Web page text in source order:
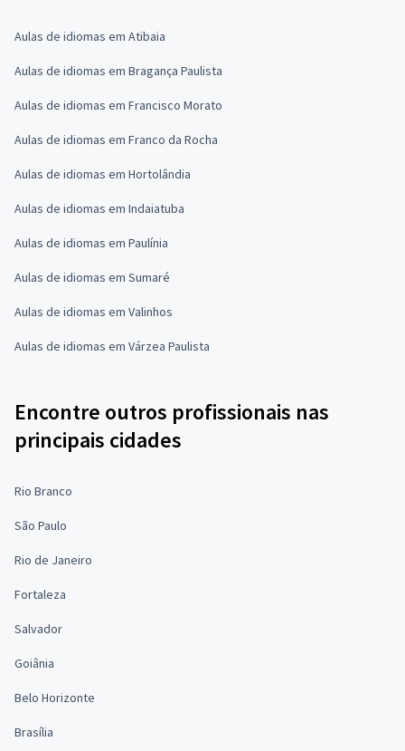
Aulas de idiomas em Atibaia
Aulas de idiomas em Bragança Paulista
Aulas de idiomas em Francisco Morato
Aulas de idiomas em Franco da Rocha
Aulas de idiomas em Hortolândia
Aulas de idiomas em Indaiatuba
Aulas de idiomas em Paulínia
Aulas de idiomas em Sumaré
Aulas de idiomas em Valinhos
Aulas de idiomas em Várzea Paulista
Encontre outros profissionais nas
principais cidades
Rio Branco
São Paulo
Rio de Janeiro
Fortaleza
Salvador
Goiânia
Belo Horizonte
Brasília